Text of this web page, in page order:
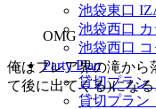
池袋東口
池袋西口
池袋西口
Party Plan
貸切プラン
貸切プラン
OMG
俺はフレア界の滝から
て後に出てくる)にな